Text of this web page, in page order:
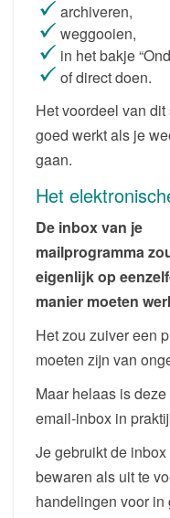
archiveren,
weggooien,
in het bakje
of direct doen.
Het voordeel van
goed werkt als je
gaan.
Het
De inbox van je
mailprogramma
eigenlijk op
manier moeten
Het zou zuiver een
moeten zijn van
Maar helaas is
email-inbox in
Je gebruikt de
bewaren als uit te
handelingen voor in